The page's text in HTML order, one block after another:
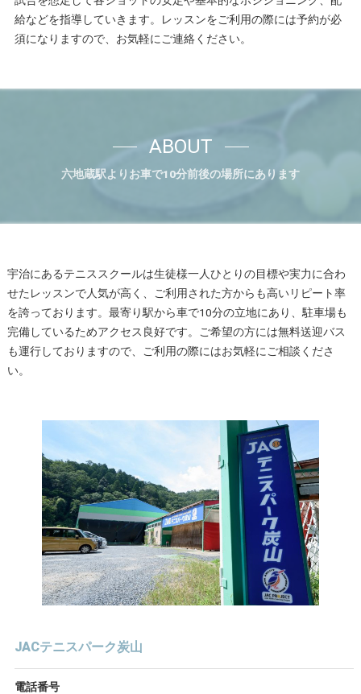
給などを指導していきます。レッスンをご利用の際には予約が必
須になりますので、お気軽にご連絡ください。
六地蔵駅よりお車で10分前後の場所にあります
ABOUT
宇治にあるテニススクールは生徒様一人ひとりの目標や実力に合わ
せたレッスンで人気が高く、ご利用された方からも高いリピート率
を誇っております。最寄り駅から車で10分の立地にあり、駐車場も
完備しているためアクセス良好です。ご希望の方には無料送迎バス
も運行しておりますので、ご利用の際にはお気軽にご相談くださ
い。
JACテニスパーク炭山
電話番号